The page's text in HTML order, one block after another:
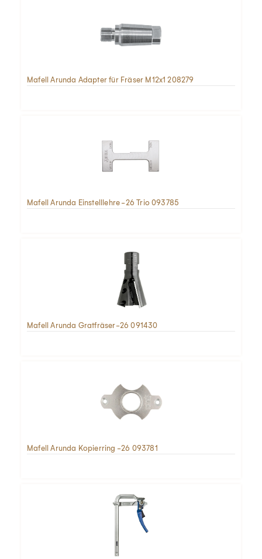
Mafell Arunda Adapter für Fräser M12x1 208279
Mafell Arunda Einstelllehre -26 Trio 093785
Mafell Arunda Gratfräser-26 091430
Mafell Arunda Kopierring -26 093781